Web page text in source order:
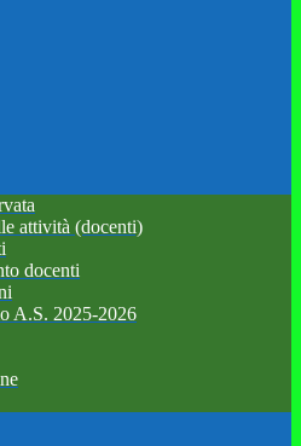
attività (docenti)
docenti
A.S. 2025-2026